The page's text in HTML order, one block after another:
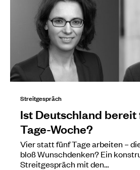
Streitgespräch
Ist Deutschland
Tage-Woche?
Vier statt fünf Tage arbeiten –
bloß Wunschdenken? Ein
Streitgespräch mit den…